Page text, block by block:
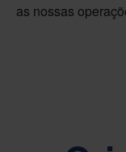
as nossas